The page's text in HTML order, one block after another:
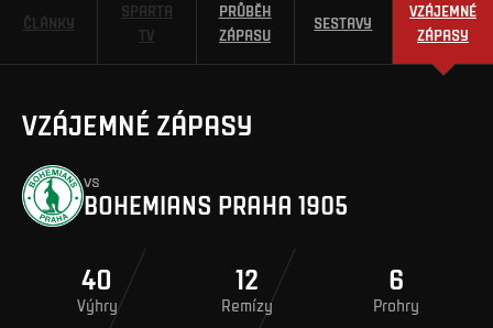
ČLÁNKY
SPARTA
TV
PRŮBĚH
ZÁPASU
SESTAVY
VZÁJEMNÉ
ZÁPASY
VZÁJEMNÉ ZÁPASY
vs
BOHEMIANS PRAHA 1905
40
Výhry
12
Remízy
6
Prohry